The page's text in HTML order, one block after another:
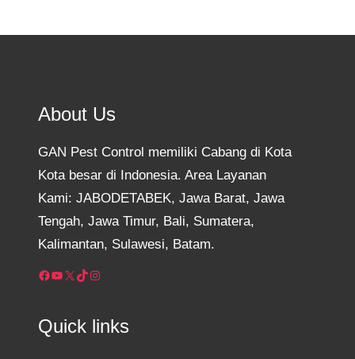
About Us
GAN Pest Control memiliki Cabang di Kota
Kota besar di Indonesia. Area Layanan
Kami: JABODETABEK, Jawa Barat, Jawa
Tengah, Jawa Timur, Bali, Sumatera,
Kalimantan, Sulawesi, Batam.
Facebook YouTube X TikTok Instagram
Quick links